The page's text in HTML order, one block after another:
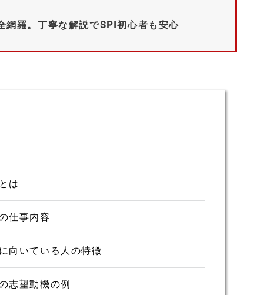
網羅。丁寧な解説でSPI初心者も安心
は
仕事内容
向いている人の特徴
志望動機の例